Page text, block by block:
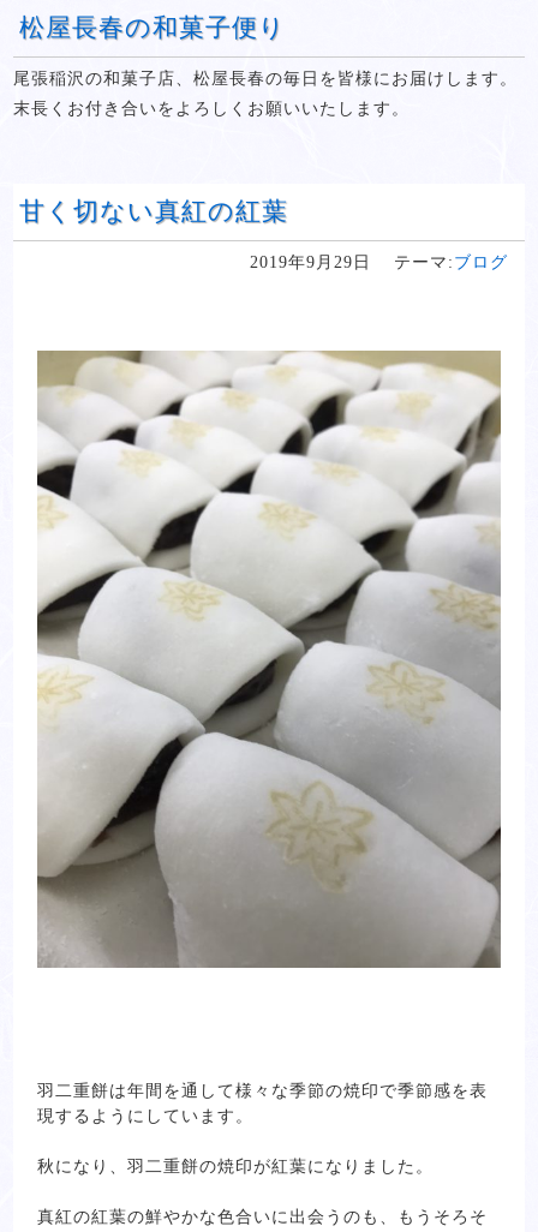
松屋長春の和菓子便り
尾張稲沢の和菓子店、松屋長春の毎日を皆様にお届けします。
末長くお付き合いをよろしくお願いいたします。
甘く切ない真紅の紅葉
2019年9月29日 テーマ: ブログ
羽二重餅は年間を通して様々な季節の焼印で季節感を表
現するようにしています。
秋になり、羽二重餅の焼印が紅葉になりました。
真紅の紅葉の鮮やかな色合いに出会うのも、もうそろそ